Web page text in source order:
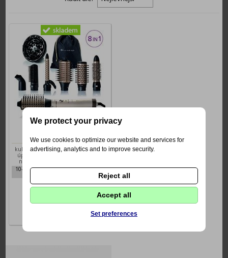
Bellissima 11847 My Pro
Kulmofén 8v1
kulmofén 8v1 lze použít k vyfoukání i
úpravě vlasů, 2 teplotní a rychlostní
nastavení, ionizace zajistí ochranu
vlasů, studený vzduch pro citlivé vlasy,
příkon kulmofénu je 1000 W, délka
provedení, bohaté příslušenství, prak
10-Bellissima 11847 My Pro Kulmofén
1949 Kč
We protect your privacy
We use cookies to optimize our website and services for
advertising, analytics and to improve security.
Reject all
Accept all
Set preferences